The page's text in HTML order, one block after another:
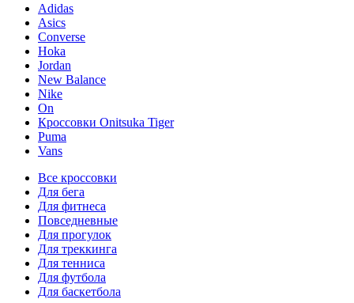
Adidas
Asics
Converse
Hoka
Jordan
New Balance
Nike
On
Кроссовки Onitsuka Tiger
Puma
Vans
Все кроссовки
Для бега
Для фитнеса
Повседневные
Для прогулок
Для треккинга
Для тенниса
Для футбола
Для баскетбола